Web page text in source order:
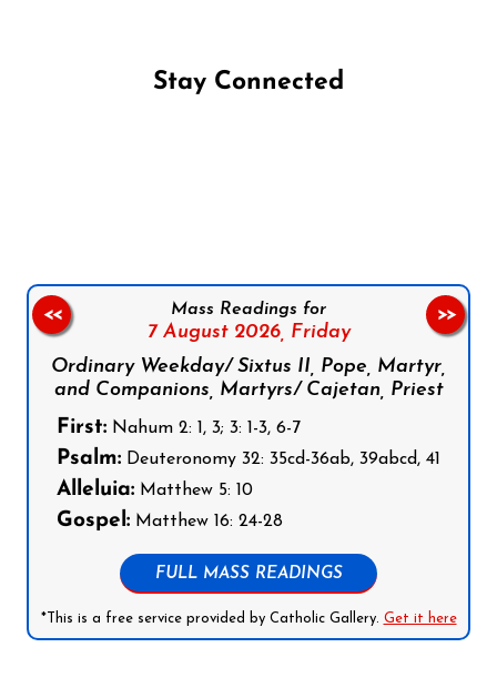
Stay Connected
Mass Readings for
7 August 2026, Friday
Ordinary Weekday/ Sixtus II, Pope, Martyr,
and Companions, Martyrs/ Cajetan, Priest
First: Nahum 2: 1, 3; 3: 1-3, 6-7
Psalm: Deuteronomy 32: 35cd-36ab, 39abcd, 41
Alleluia: Matthew 5: 10
Gospel: Matthew 16: 24-28
FULL MASS READINGS
*This is a free service provided by Catholic Gallery. Get it here
<< >>